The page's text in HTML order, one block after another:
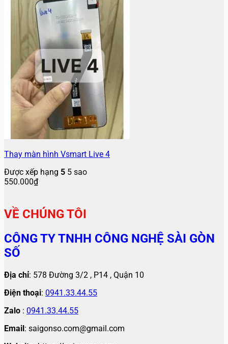
Thay màn hình Vsmart Live 4
Được xếp hạng 5 5 sao
550.000₫
VỀ CHÚNG TÔI
CÔNG TY TNHH CÔNG NGHỆ SÀI GÒN
SỐ
Địa chỉ: 578 Đường 3/2 , P14 , Quận 10
Điện thoại: 0941.33.44.55
Zalo : 0941.33.44.55
Email : saigonso.com@gmail.com